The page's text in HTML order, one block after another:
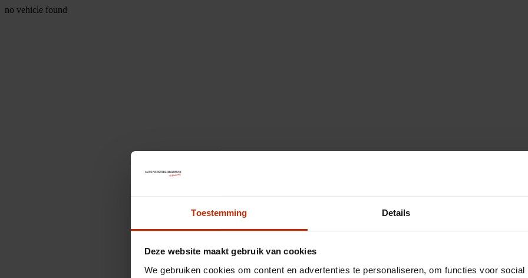
Toestemming Details
Deze website maakt gebruik van cookies
We gebruiken cookies om content en advertenties te personaliseren, om functies voor
no vehicle found